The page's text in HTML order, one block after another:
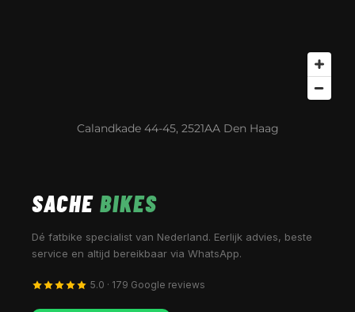
Calandkade 44-45, 2521AA Den Haag
SACHE BIKES
Dé fatbike specialist van Nederland. Eerlijk advies, beste
service en altijd bereikbaar via WhatsApp.
5.0 · 179 Google reviews